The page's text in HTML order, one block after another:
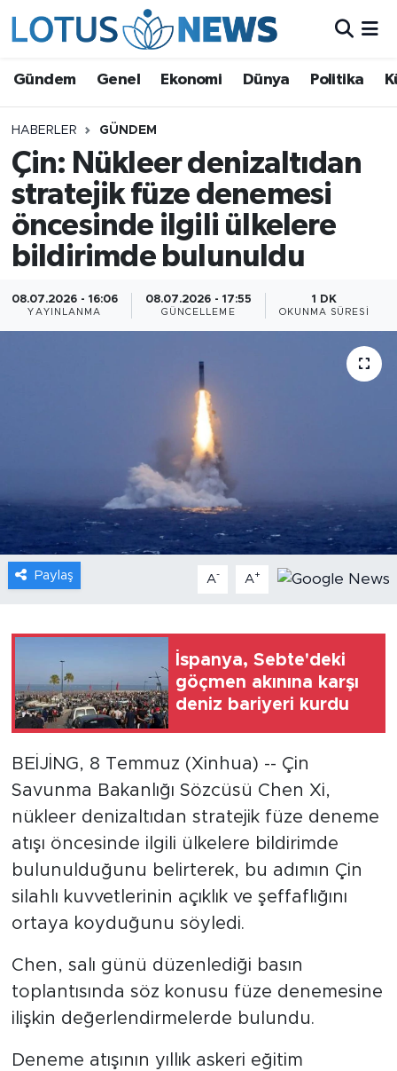
Gündem Genel Ekonomi Dünya Politika
HABERLER GÜNDEM
Çin: Nükleer denizaltıdan
stratejik füze denemesi
öncesinde ilgili ülkelere
bildirimde bulunuldu
08.07.2026 - 16:06
YAYINLANMA
08.07.2026 - 17:55
GÜNCELLEME
1 DK
OKUNMA SÜRESI
Paylaş A- A+
İspanya, Sebte'deki
göçmen akınına karşı
deniz bariyeri kurdu
BEİJİNG, 8 Temmuz (Xinhua) -- Çin
Savunma Bakanlığı Sözcüsü Chen Xi,
nükleer denizaltıdan stratejik füze deneme
atışı öncesinde ilgili ülkelere bildirimde
bulunulduğunu belirterek, bu adımın Çin
silahlı kuvvetlerinin açıklık ve şeffaflığını
ortaya koyduğunu söyledi.
Chen, salı günü düzenlediği basın
toplantısında söz konusu füze denemesine
ilişkin değerlendirmelerde bulundu.
Deneme atışının yıllık askeri eğitim
Ekonomi
Dünya
Politika
Kültür - Sanat ve Tarih
Yaşam
Sağlık
Foto Haber
Seyahat